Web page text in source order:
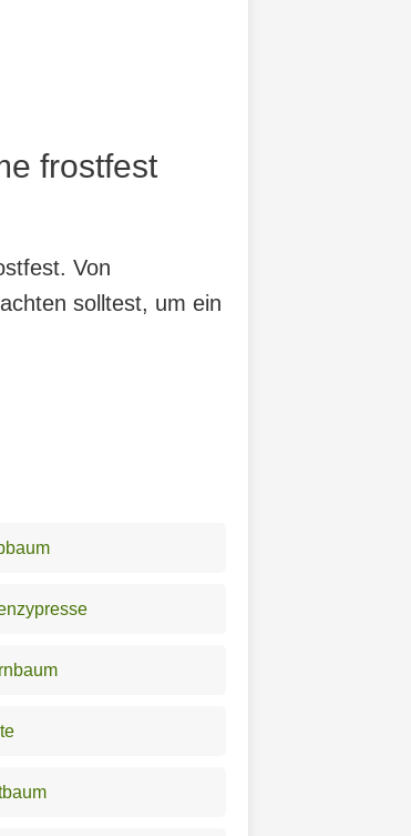
frostfest
Von
solltest, um ein